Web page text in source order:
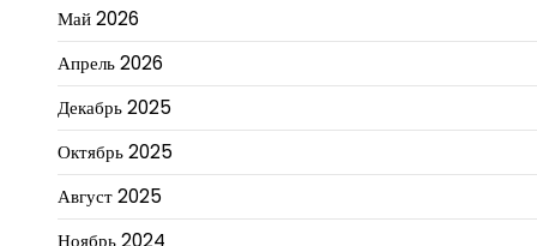
Май 2026
Апрель 2026
Декабрь 2025
Октябрь 2025
Август 2025
Ноябрь 2024